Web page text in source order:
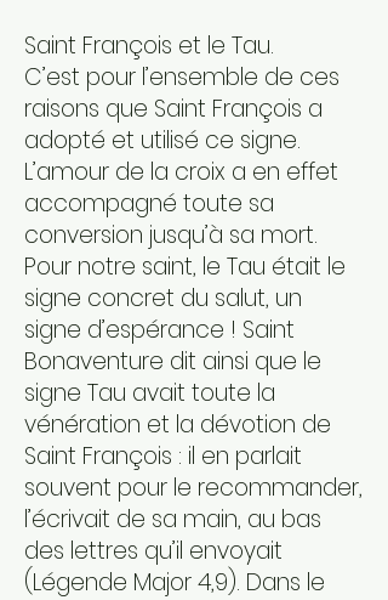
Saint François et le Tau.
C’est pour l’ensemble de ces
raisons que Saint François a
adopté et utilisé ce signe.
L’amour de la croix a en effet
accompagné toute sa
conversion jusqu’à sa mort.
Pour notre saint, le Tau était le
signe concret du salut, un
signe d’espérance ! Saint
Bonaventure dit ainsi que le
signe Tau avait toute la
vénération et la dévotion de
Saint François : il en parlait
souvent pour le recommander,
l’écrivait de sa main, au bas
des lettres qu’il envoyait
(Légende Major 4,9). Dans le